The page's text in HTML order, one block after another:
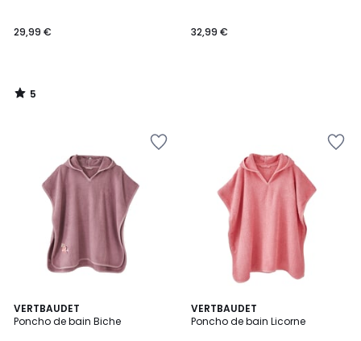
29,99 €
5
/
32,99 €
VERTBAUDET
Poncho de bain Biche
VERTBAUDET
Poncho de bain Licorne